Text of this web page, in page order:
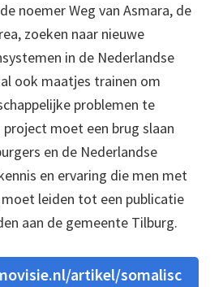
noemer Weg van Asmara, de
zoeken naar nieuwe
in de Nederlandse
ook maatjes trainen om
problemen te
moet een brug slaan
en de Nederlandse
en ervaring die men met
leiden tot een publicatie
aan de gemeente Tilburg.
artikel/somalisc